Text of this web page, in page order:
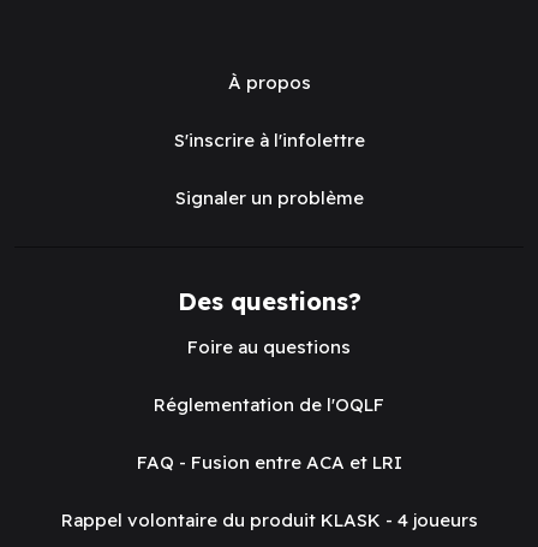
À propos
S'inscrire à l'infolettre
Signaler un problème
Des questions?
Foire au questions
Réglementation de l'OQLF
FAQ - Fusion entre ACA et LRI
Rappel volontaire du produit KLASK - 4 joueurs